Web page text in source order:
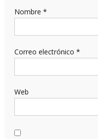
Nombre *
Correo electrónico *
Web